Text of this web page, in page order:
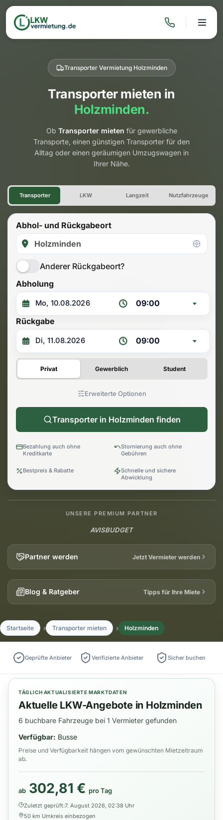
Transporter Vermietung Holzminden
Transporter mieten in
Holzminden.
Ob Transporter mieten für gewerbliche
Transporte, einen günstigen Transporter für den
Alltag oder einen geräumigen Umzugswagen in
Ihrer Nähe.
Transporter Vermietung
Transporter LKW Langzeit Nutzfahrzeuge
Abhol- und Rückgabeort
Anderer Rückgabeort?
Abholung
09:00
Rückgabe
09:00
Privat Gewerblich Student
Erweiterte Optionen
Transporter in Holzminden finden
Bezahlung auch ohne
Kreditkarte
Stornierung auch ohne
Gebühren
Bestpreis & Rabatte
Schnelle und sichere
Abwicklung
UNSERE PREMIUM PARTNER
AVISBUDGET
Partner werden Jetzt Vermieter werden
Blog & Ratgeber Tipps für Ihre Miete
Startseite Transporter mieten Holzminden
Geprüfte Anbieter Verifizierte Anbieter Sicher buchen
TÄGLICH AKTUALISIERTE MARKTDATEN
Aktuelle LKW-Angebote in Holzminden
6 buchbare Fahrzeuge bei 1 Vermieter gefunden
Verfügbar: Busse
Preise und Verfügbarkeit hängen vom gewünschten Mietzeitraum
ab.
ab 302,81 € pro Tag
Zuletzt geprüft:7. August 2026, 02:38 Uhr
50 km Umkreis einbezogen